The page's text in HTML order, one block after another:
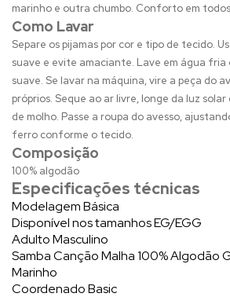
marinho e outra chumbo. Conforto em
Como Lavar
Separe os pijamas por cor e tipo de tecido.
suave e evite amaciante. Lave em água fria
suave. Se lavar na máquina, vire a peça do
próprios. Seque ao ar livre, longe da luz
de molho. Passe a roupa do avesso,
ferro conforme o tecido.
Composição
100% algodão
Especificações técnicas
Modelagem Básica
Disponível nos tamanhos EG/EGG
Adulto Masculino
Samba Canção Malha 100% Algodão
Marinho
Coordenado Basic